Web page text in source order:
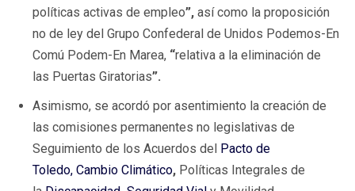
políticas activas de empleo”, así como la proposición
no de ley del Grupo Confederal de Unidos Podemos-En
Comú Podem-En Marea, “relativa a la eliminación de
las Puertas Giratorias”.
Asimismo, se acordó por asentimiento la creación de
las comisiones permanentes no legislativas de
Seguimiento de los Acuerdos del Pacto de
Toledo, Cambio Climático, Políticas Integrales de